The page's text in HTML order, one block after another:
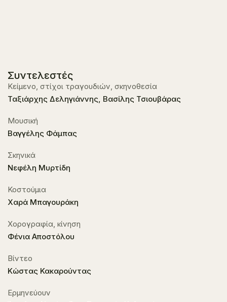
Συντελεστές
Κείμενο, στίχοι τραγουδιών, σκηνοθεσία
Ταξιάρχης Δεληγιάννης, Βασίλης Τσιουβάρας
Μουσική
Βαγγέλης Φάμπας
Σκηνικά
Νεφέλη Μυρτίδη
Κοστούμια
Χαρά Μπαγουράκη
Χορογραφία, κίνηση
Φένια Αποστόλου
Βίντεο
Κώστας Κακαρούντας
Ερμηνεύουν